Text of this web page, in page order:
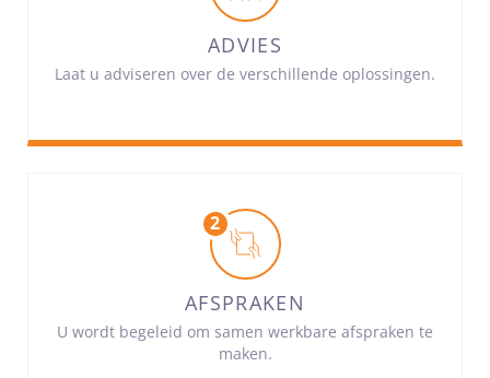
ADVIES
Laat u adviseren over de verschillende oplossingen.
AFSPRAKEN
U wordt begeleid om samen werkbare afspraken te
maken.